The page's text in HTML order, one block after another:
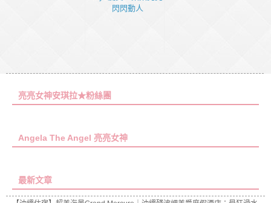
閃閃動人
亮亮女神安琪拉★粉絲團
Angela The Angel 亮亮女神
最新文章